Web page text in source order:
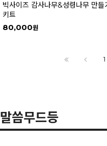
빅사이즈 감사나무&성령나무 만들
키트
80,000
1
말씀무드등